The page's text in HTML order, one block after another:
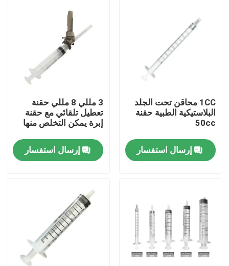
حول بنا
جولة في المعمل
ضبط الجودة
طلب اقتباس
مطاط السيليكون الطبي
سدادة مطاطية طبية
مكبس حقنة مطاطية
1CC محاقن تحت الجلد
البلاستيكية الطبية حقنة
50cc
إرسال استفسار
3 مللي 8 مللي حقنة
تعطيل تلقائي مع حقنة
إبرة يمكن التخلص منها
إرسال استفسار